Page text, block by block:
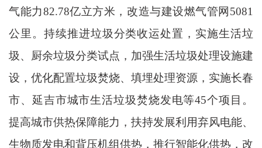
气能力82.78亿立方米，改造与建设燃气管网5081
公里。持续推进垃圾分类收运处置，实施生活垃
圾、厨余垃圾分类试点，加强生活垃圾处理设施建
设，优化配置垃圾焚烧、填埋处理资源，实施长春
市、延吉市城市生活垃圾焚烧发电等45个项目。
提高城市供热保障能力，扶持发展利用弃风电能、
生物质发电和背压机组供热，推行智能化供热，改